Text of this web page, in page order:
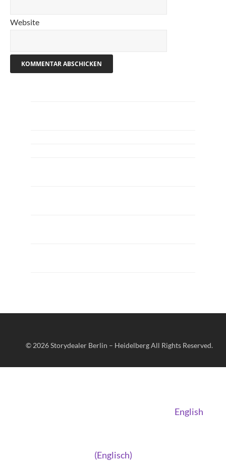
Website
© 2026Storydealer Berlin – HeidelbergAll Rights Reserved.
English
(Englisch)